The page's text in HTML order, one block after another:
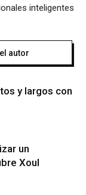
inteligentes
autor
y largos con
un
Xoul